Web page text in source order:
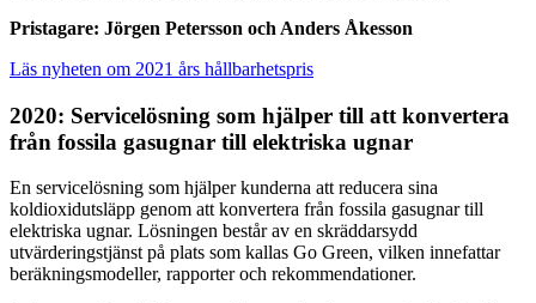
Pristagare: Jörgen Petersson och Anders Åkesson
Läs nyheten om 2021 års hållbarhetspris
2020: Servicelösning som hjälper till att konvertera
från fossila gasugnar till elektriska ugnar
En servicelösning som hjälper kunderna att reducera sina
koldioxidutsläpp genom att konvertera från fossila gasugnar till
elektriska ugnar. Lösningen består av en skräddarsydd
utvärderingstjänst på plats som kallas Go Green, vilken innefattar
beräkningsmodeller, rapporter och rekommendationer.